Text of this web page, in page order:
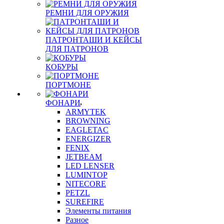
РЕМНИ ДЛЯ ОРУЖИЯ
ПАТРОНТАШИ И КЕЙСЫ
ДЛЯ ПАТРОНОВ
КОБУРЫ
ПОРТМОНЕ
ФОНАРИ
ARMYTEK
BROWNING
EAGLETAC
ENERGIZER
FENIX
JETBEAM
LED LENSER
LUMINTOP
NITECORE
PETZL
SUREFIRE
Элементы питания
Разное